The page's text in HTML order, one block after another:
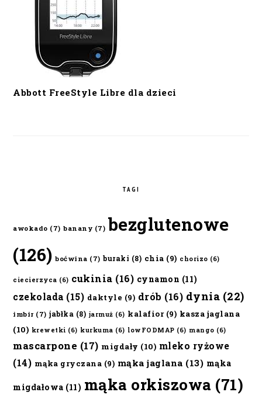
Abbott FreeStyle Libre dla dzieci
TAGI
awokado (7) banany (7) bezglutenowe
(126) boćwina (7) buraki (8) chia (9) chorizo (6)
ciecierzyca (6) cukinia (16) cynamon (11)
czekolada (15) daktyle (9) drób (16) dynia (22)
imbir (7) jabłka (8) jarmuż (6) kalafior(9) kasza jaglana
(10) krewetki (6) kurkuma (6) lowFODMAP (6) mango (6)
mascarpone (17) migdały (10) mleko ryżowe
(14) mąka gryczana (9) mąka jaglana (13) mąka
migdałowa (11) mąka orkiszowa (71)